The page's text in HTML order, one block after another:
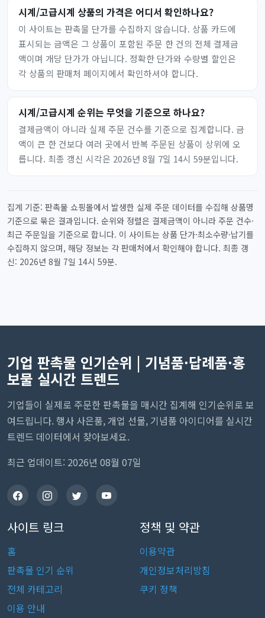
시계/고급시계 상품의 가격은 어디서 확인하나요?
이 사이트는 판촉물 단가를 수집하지 않습니다. 상품 카드에
표시되는 금액은 그 상품이 포함된 주문 한 건의 전체 결제금
액이며 개당 단가가 아닙니다. 정확한 단가와 수량별 할인은
각 상품의 판매처 페이지에서 확인하셔야 합니다.
시계/고급시계 순위는 무엇을 기준으로 하나요?
결제금액이 아니라 실제 주문 건수를 기준으로 집계합니다. 금
액이 큰 한 건보다 여러 곳에서 반복 주문된 상품이 상위에 오
릅니다. 최종 갱신 시각은 2026년 8월 7일 14시 59분입니다.
집계 기준: 판촉물 쇼핑몰에서 발생한 실제 주문 데이터를 수집해 상품명
기준으로 묶은 결과입니다. 순위와 정렬은 결제금액이 아니라 주문 건수·
최근 주문일을 기준으로 합니다. 이 사이트는 상품 단가·최소수량·납기를
수집하지 않으며, 해당 정보는 각 판매처에서 확인해야 합니다. 최종 갱
신: 2026년 8월 7일 14시 59분.
기업 판촉물 인기순위 | 기념품·답례품·홍
보물 실시간 트렌드
기업들이 실제로 주문한 판촉물을 매시간 집계해 인기순위로 보
여드립니다. 행사 사은품, 개업 선물, 기념품 아이디어를 실시간
트렌드 데이터에서 찾아보세요.
최근 업데이트: 2026년 08월 07일
사이트 링크
홈
판촉물 인기 순위
전체 카테고리
이용 안내
정책 및 약관
이용약관
개인정보처리방침
쿠키 정책